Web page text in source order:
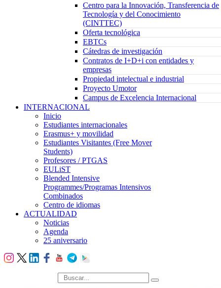
Centro para la Innovación, Transferencia de
Tecnología y del Conocimiento
(CINTTEC)
Oferta tecnológica
EBTCs
Cátedras de investigación
Contratos de I+D+i con entidades y
empresas
Propiedad intelectual e industrial
Proyecto Umotor
Campus de Excelencia Internacional
INTERNACIONAL
Inicio
Estudiantes internacionales
Erasmus+ y movilidad
Estudiantes Visitantes (Free Mover
Students)
Profesores / PTGAS
EULiST
Blended Intensive
Programmes/Programas Intensivos
Combinados
Centro de idiomas
ACTUALIDAD
Noticias
Agenda
25 aniversario
búsqueda